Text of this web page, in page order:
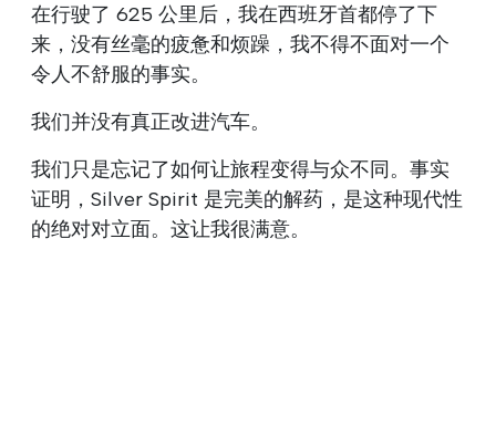
在行驶了 625 公里后，我在西班牙首都停了下
来，没有丝毫的疲惫和烦躁，我不得不面对一个
令人不舒服的事实。
我们并没有真正改进汽车。
我们只是忘记了如何让旅程变得与众不同。事实
证明，Silver Spirit 是完美的解药，是这种现代性
的绝对对立面。这让我很满意。